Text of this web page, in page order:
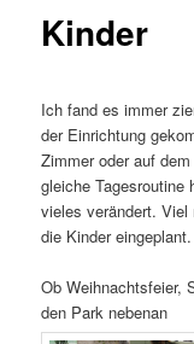
Kinder
Ich fand es immer
der Einrichtung
Zimmer oder auf
gleiche Tagesroutine
vieles verändert.
die Kinder eingeplant.
Ob Weihnachtsfeier,
den Park nebenan